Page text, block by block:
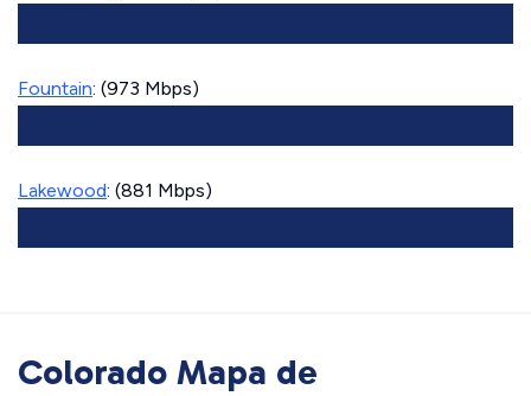
Fountain: (973 Mbps)
Lakewood: (881 Mbps)
Colorado Mapa de